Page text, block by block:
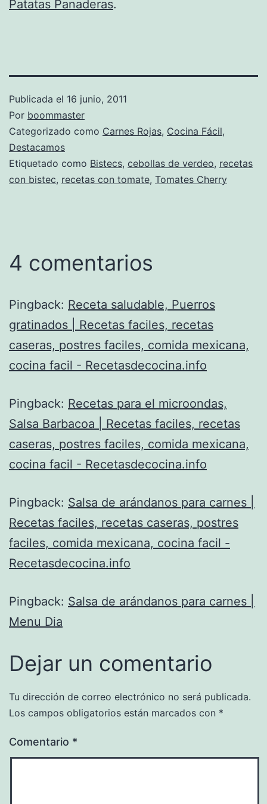
Patatas Panaderas.
Publicada el 16 junio, 2011
Por boommaster
Categorizado como Carnes Rojas, Cocina Fácil,
Destacamos
Etiquetado como Bistecs, cebollas de verdeo, recetas
con bistec, recetas con tomate, Tomates Cherry
4 comentarios
Pingback: Receta saludable, Puerros
gratinados | Recetas faciles, recetas
caseras, postres faciles, comida mexicana,
cocina facil - Recetasdecocina.info
Pingback: Recetas para el microondas,
Salsa Barbacoa | Recetas faciles, recetas
caseras, postres faciles, comida mexicana,
cocina facil - Recetasdecocina.info
Pingback: Salsa de arándanos para carnes |
Recetas faciles, recetas caseras, postres
faciles, comida mexicana, cocina facil -
Recetasdecocina.info
Pingback: Salsa de arándanos para carnes |
Menu Dia
Dejar un comentario
Tu dirección de correo electrónico no será publicada.
Los campos obligatorios están marcados con *
Comentario *